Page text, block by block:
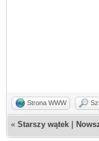
Strona WWW
« Starszy wątek